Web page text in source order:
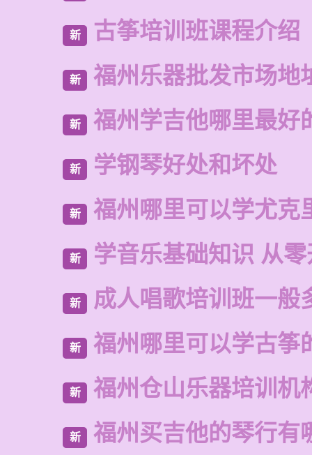
新 古筝培训班课程介绍
新 福州乐器批发市场地
新 福州学吉他哪里最好
新 学钢琴好处和坏处
新 福州哪里可以学尤克
新 学音乐基础知识 从
新 成人唱歌培训班一般
新 福州哪里可以学古筝
新 福州仓山乐器培训机
新 福州买吉他的琴行有